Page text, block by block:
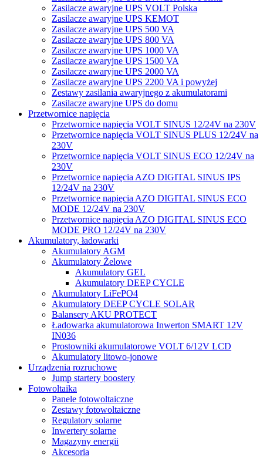
Zasilacze awaryjne UPS VOLT Polska
Zasilacze awaryjne UPS KEMOT
Zasilacze awaryjne UPS 500 VA
Zasilacze awaryjne UPS 800 VA
Zasilacze awaryjne UPS 1000 VA
Zasilacze awaryjne UPS 1500 VA
Zasilacze awaryjne UPS 2000 VA
Zasilacze awaryjne UPS 2200 VA i powyżej
Zestawy zasilania awaryjnego z akumulatorami
Zasilacze awaryjne UPS do domu
Przetwornice napięcia
Przetwornice napięcia VOLT SINUS 12/24V na 230V
Przetwornice napięcia VOLT SINUS PLUS 12/24V na
230V
Przetwornice napięcia VOLT SINUS ECO 12/24V na
230V
Przetwornice napięcia AZO DIGITAL SINUS IPS
12/24V na 230V
Przetwornice napięcia AZO DIGITAL SINUS ECO
MODE 12/24V na 230V
Przetwornice napięcia AZO DIGITAL SINUS ECO
MODE PRO 12/24V na 230V
Akumulatory, ładowarki
Akumulatory AGM
Akumulatory Żelowe
Akumulatory GEL
Akumulatory DEEP CYCLE
Akumulatory LiFePO4
Akumulatory DEEP CYCLE SOLAR
Balansery AKU PROTECT
Ładowarka akumulatorowa Inwerton SMART 12V
IN036
Prostowniki akumulatorowe VOLT 6/12V LCD
Akumulatory litowo-jonowe
Urządzenia rozruchowe
Jump startery boostery
Fotowoltaika
Panele fotowoltaiczne
Zestawy fotowoltaiczne
Regulatory solarne
Inwertery solarne
Magazyny energii
Akcesoria